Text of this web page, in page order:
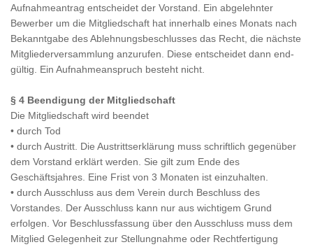
Aufnahmeantrag entscheidet der Vorstand. Ein abgelehnter
Bewerber um die Mitgliedschaft hat innerhalb eines Monats nach
Bekanntgabe des Ablehnungsbeschlusses das Recht, die nächste
Mitgliederversammlung anzurufen. Diese entscheidet dann end-
gültig. Ein Aufnahmeanspruch besteht nicht.
§ 4 Beendigung der Mitgliedschaft
Die Mitgliedschaft wird beendet
• durch Tod
• durch Austritt. Die Austrittserklärung muss schriftlich gegenüber
dem Vorstand erklärt werden. Sie gilt zum Ende des
Geschäftsjahres. Eine Frist von 3 Monaten ist einzuhalten.
• durch Ausschluss aus dem Verein durch Beschluss des
Vorstandes. Der Ausschluss kann nur aus wichtigem Grund
erfolgen. Vor Beschlussfassung über den Ausschluss muss dem
Mitglied Gelegenheit zur Stellungnahme oder Rechtfertigung